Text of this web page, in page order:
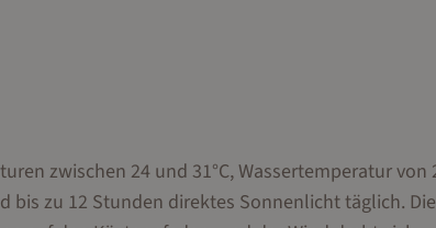
zwischen 24 und 31°C, Wassertemperatur von
zu 12 Stunden direktes Sonnenlicht täglich.